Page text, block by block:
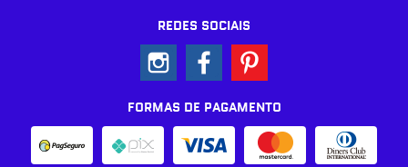
REDES SOCIAIS
FORMAS DE PAGAMENTO